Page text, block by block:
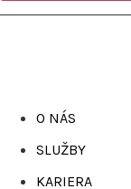
O NÁS
SLUŽBY
KARIERA